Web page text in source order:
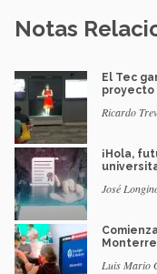
Notas
El Tec
proyecto
Ricardo
¡Hola,
José
Luis Mario